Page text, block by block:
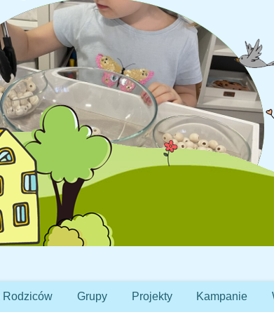
Rodziców Grupy Projekty Kampanie